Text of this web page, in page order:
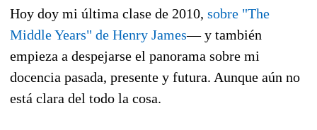
Hoy doy mi última clase de 2010, sobre "The
Middle Years" de Henry James— y también
empieza a despejarse el panorama sobre mi
docencia pasada, presente y futura. Aunque aún no
está clara del todo la cosa.